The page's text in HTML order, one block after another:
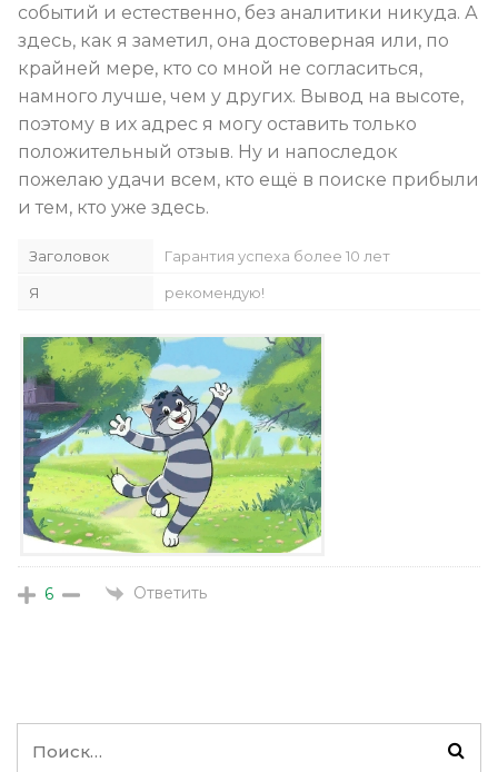
событий и естественно, без аналитики никуда. А
здесь, как я заметил, она достоверная или, по
крайней мере, кто со мной не согласиться,
намного лучше, чем у других. Вывод на высоте,
поэтому в их адрес я могу оставить только
положительный отзыв. Ну и напоследок
пожелаю удачи всем, кто ещё в поиске прибыли
и тем, кто уже здесь.
Заголовок Гарантия успеха более 10 лет
Я рекомендую!
6 Ответить